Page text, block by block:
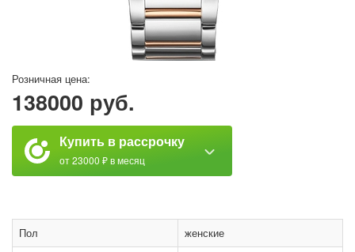
Розничная цена:
138000 руб.
Купить в рассрочку
от 23000 ₽ в месяц
Пол женские